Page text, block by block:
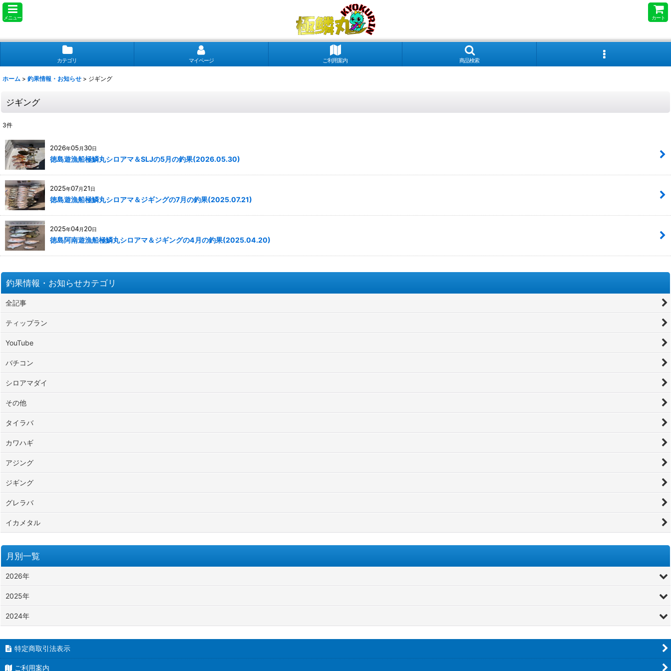
メニュー カート
カテゴリ マイページ ご利用案内 商品検索
ホーム > 釣果情報・お知らせ > ジギング
ジギング
3件
2026年05 月 30日
徳島遊漁船極鱗丸シロアマ＆SLJの5月の釣果(2026.05.30)
2025年07月 21日
徳島遊漁船極鱗丸シロアマ＆ジギングの7月の釣果(2025.07.21)
2025年04月 20日
徳島阿南遊漁船極鱗丸シロアマ＆ジギングの4月の釣果(2025.04.20)
釣果情報・お知らせカテゴリ
全記事
ティップラン
YouTube
バチコン
シロアマダイ
その他
タイラバ
カワハギ
アジング
ジギング
グレラバ
イカメタル
月別一覧
2026年
2025年
2024年
特定商取引法表示
ご利用案内